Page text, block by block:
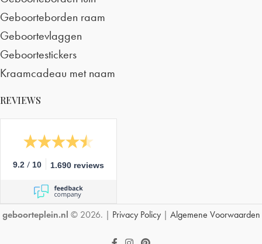
Geboorteborden raam
Geboortevlaggen
Geboortestickers
Kraamcadeau met naam
REVIEWS
9.2 / 10 1.690 reviews
geboorteplein.nl © 2026. | Privacy Policy| Algemene Voorwaarden